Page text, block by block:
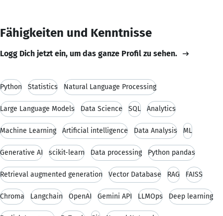
Fähigkeiten und Kenntnisse
Logg Dich jetzt ein, um das ganze Profil zu sehen.
Python Statistics Natural Language Processing
Large Language Models Data Science SQL Analytics
Machine Learning Artificial intelligence Data Analysis ML
Generative AI scikit-learn Data processing Python pandas
Retrieval augmented generation Vector Database RAG FAISS
Chroma Langchain OpenAI Gemini API LLMOps Deep learning